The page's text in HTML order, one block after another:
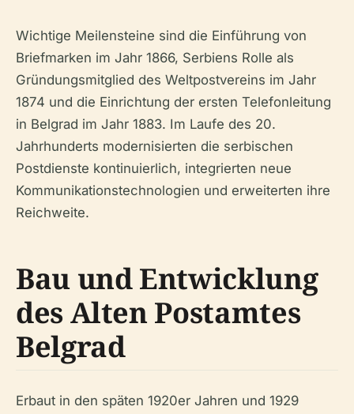
Wichtige Meilensteine sind die Einführung von
Briefmarken im Jahr 1866, Serbiens Rolle als
Gründungsmitglied des Weltpostvereins im Jahr
1874 und die Einrichtung der ersten Telefonleitung
in Belgrad im Jahr 1883. Im Laufe des 20.
Jahrhunderts modernisierten die serbischen
Postdienste kontinuierlich, integrierten neue
Kommunikationstechnologien und erweiterten ihre
Reichweite.
Bau und Entwicklung
des Alten Postamtes
Belgrad
Erbaut in den späten 1920er Jahren und 1929